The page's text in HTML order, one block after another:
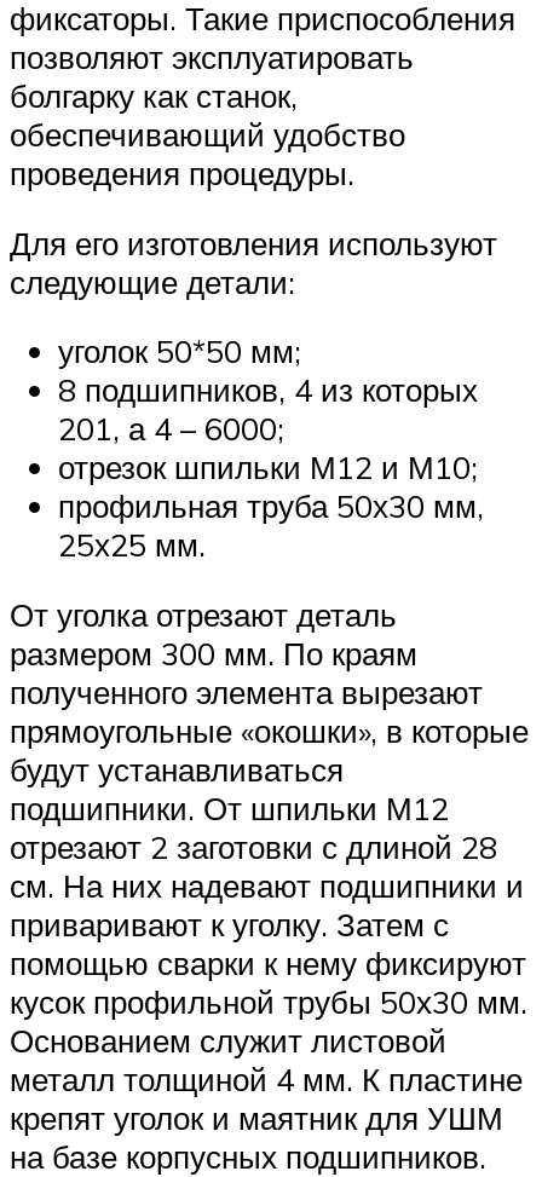
фиксаторы. Такие приспособления
позволяют эксплуатировать
болгарку как станок,
обеспечивающий удобство
проведения процедуры.
Для его изготовления используют
следующие детали:
уголок 50*50 мм;
8 подшипников, 4 из которых
201, а 4 – 6000;
отрезок шпильки М12 и М10;
профильная труба 50х30 мм,
25х25 мм.
От уголка отрезают деталь
размером 300 мм. По краям
полученного элемента вырезают
прямоугольные «окошки», в которые
будут устанавливаться
подшипники. От шпильки М12
отрезают 2 заготовки с длиной 28
см. На них надевают подшипники и
приваривают к уголку. Затем с
помощью сварки к нему фиксируют
кусок профильной трубы 50х30 мм.
Основанием служит листовой
металл толщиной 4 мм. К пластине
крепят уголок и маятник для УШМ
на базе корпусных подшипников.